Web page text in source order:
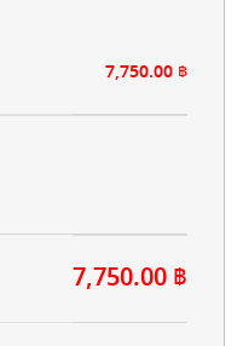
7,750.00 ฿
7,750.00 ฿